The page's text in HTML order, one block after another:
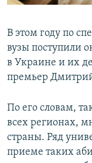
Все сайты
В этом году по
вузы поступили
в Украине и их
премьер
По его словам,
всех регионах,
страны. Ряд
приеме таких